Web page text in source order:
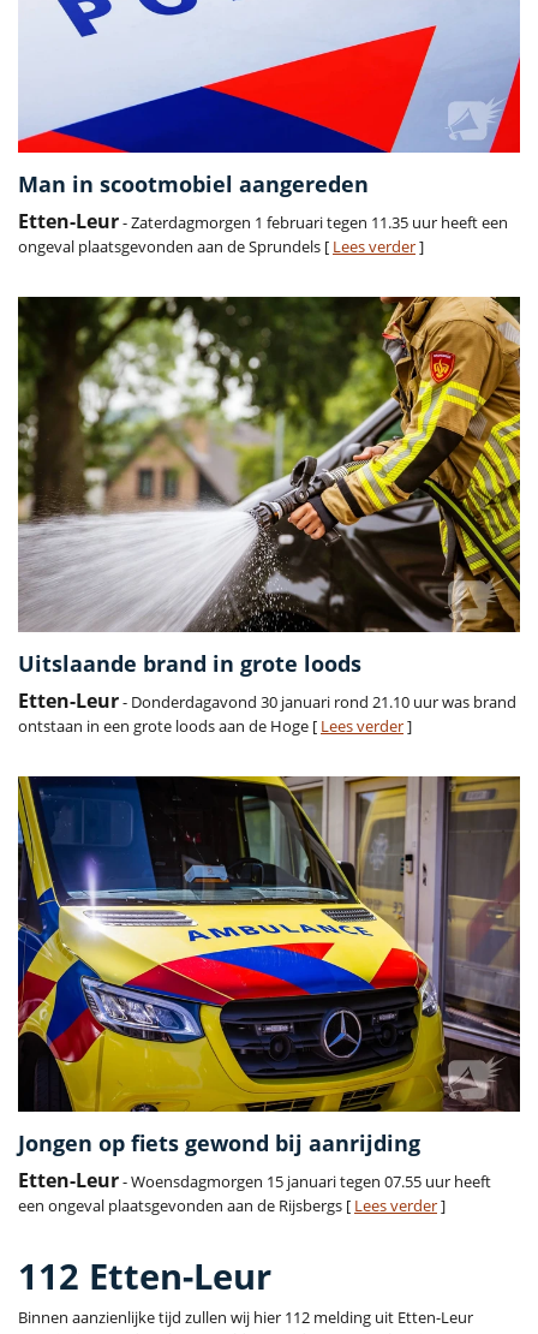
Man in scootmobiel aangereden
Etten-Leur- Zaterdagmorgen 1 februari tegen 11.35 uur heeft een
ongeval plaatsgevonden aan de Sprundels [ Lees verder]
Uitslaande brand in grote loods
Etten-Leur- Donderdagavond 30 januari rond 21.10 uur was brand
ontstaan in een grote loods aan de Hoge [ Lees verder]
Jongen op fiets gewond bij aanrijding
Etten-Leur- Woensdagmorgen 15 januari tegen 07.55 uur heeft
een ongeval plaatsgevonden aan de Rijsbergs [ Lees verder]
112 Etten-Leur
Binnen aanzienlijke tijd zullen wij hier 112 melding uit Etten-Leur